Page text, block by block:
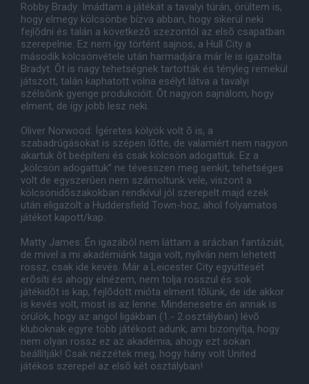
Robby Brady: Imádtam a játékát a tavalyi túrán, örültem is,
hogy elmegy kölcsönbe bízva abban, hogy sikerül neki
fejlõdni és talán a következõ szezontól az elsõ csapatban
szerepelnie. Ez nem így történt sajnos, a Hull City a
második kölcsönvétele után harmadjára már le is igazolta
Bradyt. Õt is nagy tehetségnek tartották és tényleg remekül
játszott, talán kaphatott volna esélyt látva a tavalyi
szélsõink gyenge produkcióit. Õt nagyon sajnálom, hogy
elment, de így jobb lesz neki.
Oliver Norwood: Ígéretes kölyök volt õ is, a
szabadrúgásokat is szépen lõtte, de valamiért nem nagyon
akartuk õt beépíteni és csak kölcsön adogattuk. Ez a
„kölcsön adogattuk” ne tévesszen meg senkit, tehetséges
volt de egyszerûen nem számoltunk vele, viszont a
kölcsönidõszakokban rendkívül jól szerepelt majd ezek
után eligazolt a Huddersfield Town-hoz, ahol folyamatos
játékot kapott/kap.
Matty James: Én igazából nem láttam a srácban fantáziát,
de mivel a mi akadémiánk tagja volt, nyílván nem lehetett
rossz, csak ide kevés. Már a Leicester City együttesét
erõsíti és ahogy elnézem, nem tolja rosszul és sok
játékidõt is kap, fejlõdött mióta elment tõlünk, de ide akkor
is kevés volt, most is az lenne. Mindenesetre én annak is
örülök, hogy az angol ligákban (1.- 2.osztályban) lévõ
kluboknak egyre több játékost adunk, ami bizonyítja, hogy
nem olyan rossz ez az akadémia, ahogy ezt sokan
beállítják! Csak nézzétek meg, hogy hány volt United
játékos szerepel az elsõ két osztályban!